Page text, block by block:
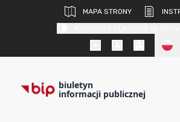
MAPA STRONY
biuletyn
informacji publicznej